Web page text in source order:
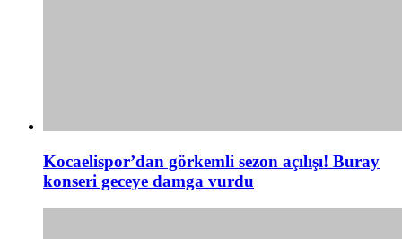
Kocaelispor’dan görkemli sezon açılışı! Buray
konseri geceye damga vurdu